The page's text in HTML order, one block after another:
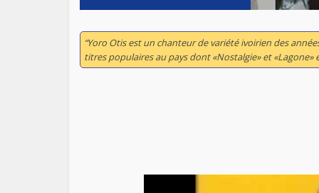
“Yoro Otis est un chanteur de variété ivoirien des
titres populaires au pays dont «Nostalgie» et